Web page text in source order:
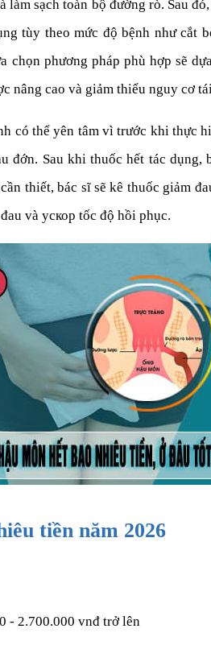
sạch toàn bộ đường rò. Sau
tùy theo mức độ bệnh như
phương pháp phù hợp sẽ
nâng cao và giảm thiểu nguy cơ
có thể yên tâm vì trước khi thực
Sau khi thuốc hết tác dụng,
thiết, bác sĩ sẽ kê thuốc giảm
và ускор tốc độ hồi phục.
tiền năm 2026
- 2.700.000 vnđ trở lên